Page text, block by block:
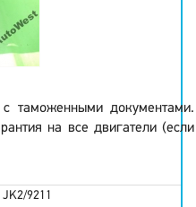
таможенными документами.
на все двигатели (если
JK2/9211